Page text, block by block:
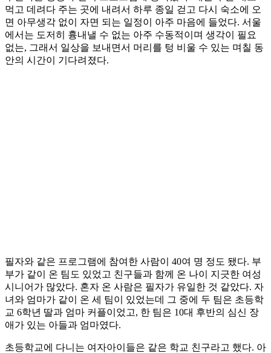
먹고 데려다 주는 곳에 내려서 하루 종일 걷고 다시 숙소에 오
면 아무생각 없이 자면 되는 일정이 아주 마음에 들었다. 서울
에서는 도저히 흉내낼 수 없는 아주 수동적이며 생각이 필요
없는, 그래서 일상을 보내면서 머리를 텅 비울 수 있는 며칠 동
안의 시간이 기다려졌다.
필자와 같은 프로그램에 참여한 사람이 40여 명 정도 됐다. 부
부가 같이 온 팀도 있었고 친구들과 함께 온 나이 지긋한 여성
시니어가 많았다. 혼자 온 사람은 필자가 유일한 것 같았다. 자
녀와 엄마가 같이 온 세 팀이 있었는데 그 중에 두 팀은 초등학
교 6학년 딸과 엄마 커플이었고, 한 팀은 10대 후반의 심신 장
애가 있는 아들과 엄마였다.
초등학교에 다니는 여자아이들은 같은 학교 친구라고 했다. 아